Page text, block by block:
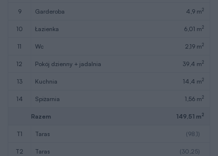
9 garderoba 4,9 m2
10 łazienka 6,01 m2
11 wc 2,19 m2
12 pokój dzienny + jadalnia 39,4 m2
13 kuchnia 14,4 m2
14 spiżarnia 1,56 m2
Razem 149,51 m2
T1 taras (98,1)
T2 taras (30,25)